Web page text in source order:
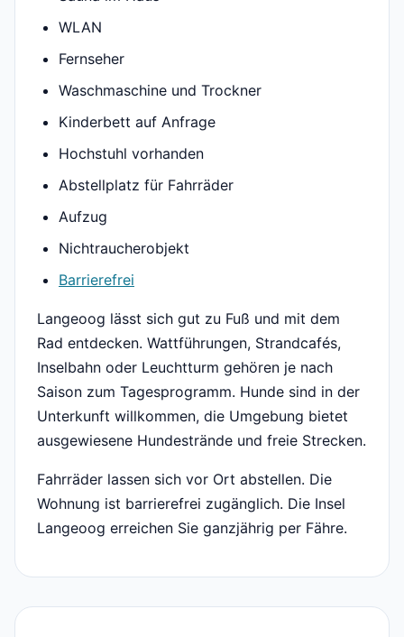
WLAN
Fernseher
Waschmaschine und Trockner
Kinderbett auf Anfrage
Hochstuhl vorhanden
Abstellplatz für Fahrräder
Aufzug
Nichtraucherobjekt
Barrierefrei
Langeoog lässt sich gut zu Fuß und mit dem
Rad entdecken. Wattführungen, Strandcafés,
Inselbahn oder Leuchtturm gehören je nach
Saison zum Tagesprogramm. Hunde sind in der
Unterkunft willkommen, die Umgebung bietet
ausgewiesene Hundestrände und freie Strecken.
Fahrräder lassen sich vor Ort abstellen. Die
Wohnung ist barrierefrei zugänglich. Die Insel
Langeoog erreichen Sie ganzjährig per Fähre.